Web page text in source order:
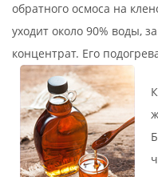
обратного осмоса на
уходит около 90% воды,
концентрат. Его